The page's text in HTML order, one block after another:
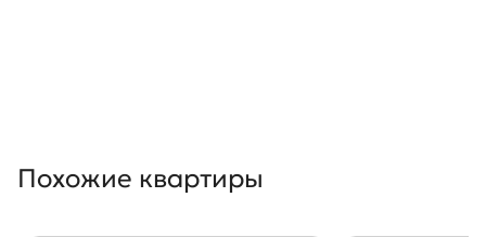
Похожие квартиры